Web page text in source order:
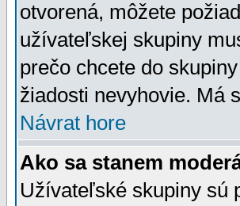
otvorená, môžete
užívateľskej skupiny
prečo chcete do
žiadosti nevyhovie. Má
Návrat hore
Ako sa stanem
Užívateľské skupiny sú